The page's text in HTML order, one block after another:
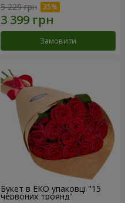
5 229 грн
Замовити
Букет в ЕКО упаковці "15
червоних троянд"